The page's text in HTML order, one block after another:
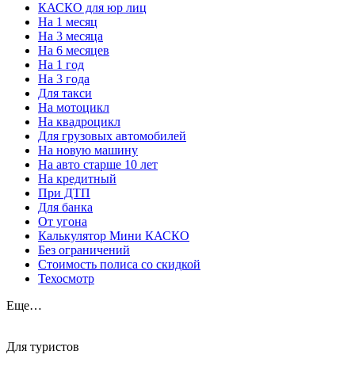
КАСКО для юр лиц
На 1 месяц
На 3 месяца
На 6 месяцев
На 1 год
На 3 года
Для такси
На мотоцикл
На квадроцикл
Для грузовых автомобилей
На новую машину
На авто старше 10 лет
На кредитный
При ДТП
Для банка
От угона
Калькулятор Мини КАСКО
Без ограничений
Стоимость полиса со скидкой
Техосмотр
Еще…
Для туристов